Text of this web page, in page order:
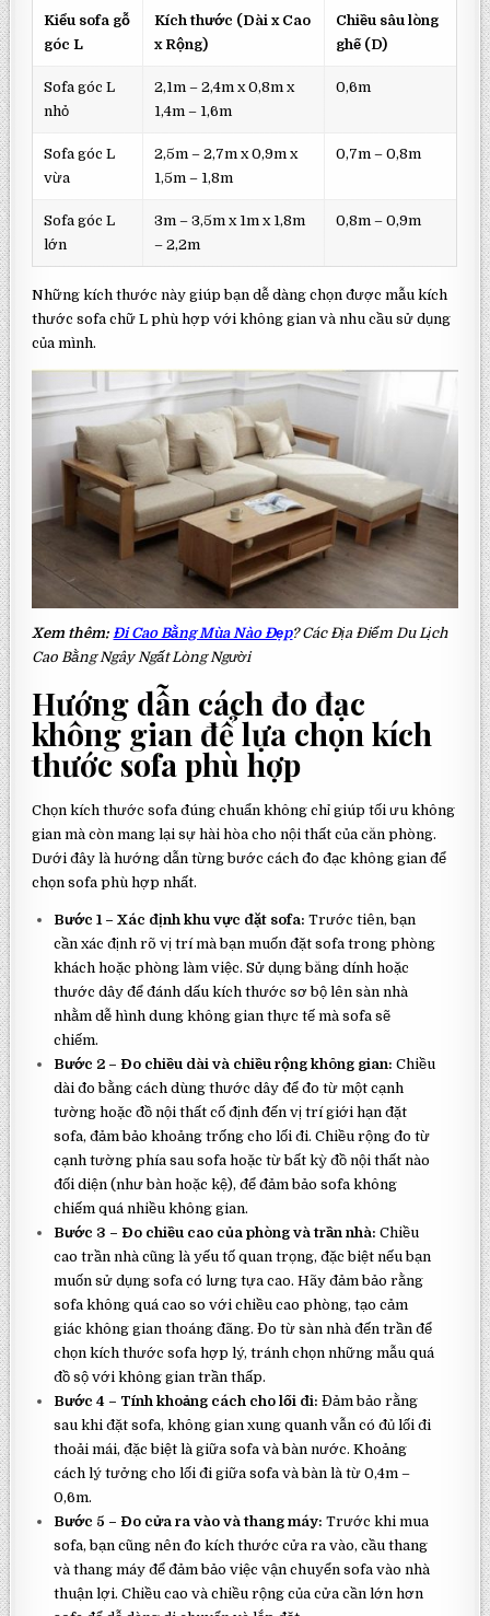
Kiểu sofa gỗ
góc L
Kích thước (Dài x Cao
x Rộng)
Chiều sâu lòng
ghế (D)
Sofa góc L
nhỏ
2,1m – 2,4m x 0,8m x
1,4m – 1,6m
0,6m
Sofa góc L
vừa
2,5m – 2,7m x 0,9m x
1,5m – 1,8m
0,7m – 0,8m
Sofa góc L
lớn
3m – 3,5m x 1m x 1,8m
– 2,2m
0,8m – 0,9m
Những kích thước này giúp bạn dễ dàng chọn được mẫu kích
thước sofa chữ L phù hợp với không gian và nhu cầu sử dụng
của mình.
Xem thêm:Đi Cao Bằng Mùa Nào Đẹp? Các Địa Điểm Du Lịch
Cao Bằng Ngây Ngất Lòng Người
Hướng dẫn cách đo đạc
không gian để lựa chọn kích
thước sofa phù hợp
Chọn kích thước sofa đúng chuẩn không chỉ giúp tối ưu không
gian mà còn mang lại sự hài hòa cho nội thất của căn phòng.
Dưới đây là hướng dẫn từng bước cách đo đạc không gian để
chọn sofa phù hợp nhất.
Bước 1 – Xác định khu vực đặt sofa: Trước tiên, bạn
cần xác định rõ vị trí mà bạn muốn đặt sofa trong phòng
khách hoặc phòng làm việc. Sử dụng băng dính hoặc
thước dây để đánh dấu kích thước sơ bộ lên sàn nhà
nhằm dễ hình dung không gian thực tế mà sofa sẽ
chiếm.
Bước 2 – Đo chiều dài và chiều rộng không gian:Chiều
dài đo bằng cách dùng thước dây để đo từ một cạnh
tường hoặc đồ nội thất cố định đến vị trí giới hạn đặt
sofa, đảm bảo khoảng trống cho lối đi. Chiều rộng đo từ
cạnh tường phía sau sofa hoặc từ bất kỳ đồ nội thất nào
đối diện (như bàn hoặc kệ), để đảm bảo sofa không
chiếm quá nhiều không gian.
Bước 3 – Đo chiều cao của phòng và trần nhà: Chiều
cao trần nhà cũng là yếu tố quan trọng, đặc biệt nếu bạn
muốn sử dụng sofa có lưng tựa cao. Hãy đảm bảo rằng
sofa không quá cao so với chiều cao phòng, tạo cảm
giác không gian thoáng đãng. Đo từ sàn nhà đến trần để
chọn kích thước sofa hợp lý, tránh chọn những mẫu quá
đồ sộ với không gian trần thấp.
Bước 4 – Tính khoảng cách cho lối đi: Đảm bảo rằng
sau khi đặt sofa, không gian xung quanh vẫn có đủ lối đi
thoải mái, đặc biệt là giữa sofa và bàn nước. Khoảng
cách lý tưởng cho lối đi giữa sofa và bàn là từ 0,4m –
0,6m.
Bước 5 – Đo cửa ra vào và thang máy: Trước khi mua
sofa, bạn cũng nên đo kích thước cửa ra vào, cầu thang
và thang máy để đảm bảo việc vận chuyển sofa vào nhà
thuận lợi. Chiều cao và chiều rộng của cửa cần lớn hơn